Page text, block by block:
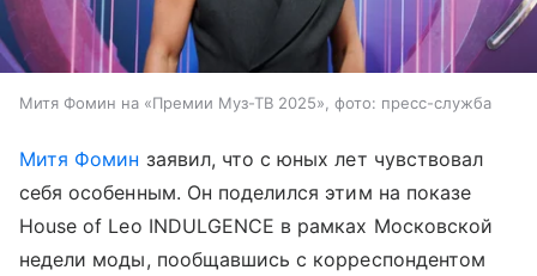
Митя Фомин на «Премии Муз-ТВ 2025», фото: пресс-служба
Митя Фомин заявил, что с юных лет чувствовал
себя особенным. Он поделился этим на показе
House of Leo INDULGENCE в рамках Московской
недели моды, пообщавшись с корреспондентом